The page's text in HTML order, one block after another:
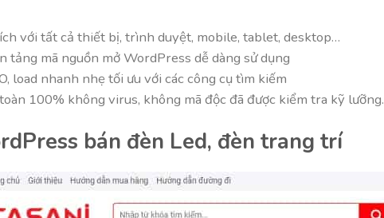
với tất cả thiết bị, trình duyệt, mobile, tablet, desktop…
tảng mã nguồn mở WordPress dễ dàng sử dụng
load nhanh nhẹ tối ưu với các công cụ tìm kiếm
100% không virus, không mã độc đã được kiểm tra kỹ lưỡng.
bán đèn Led, đèn trang trí